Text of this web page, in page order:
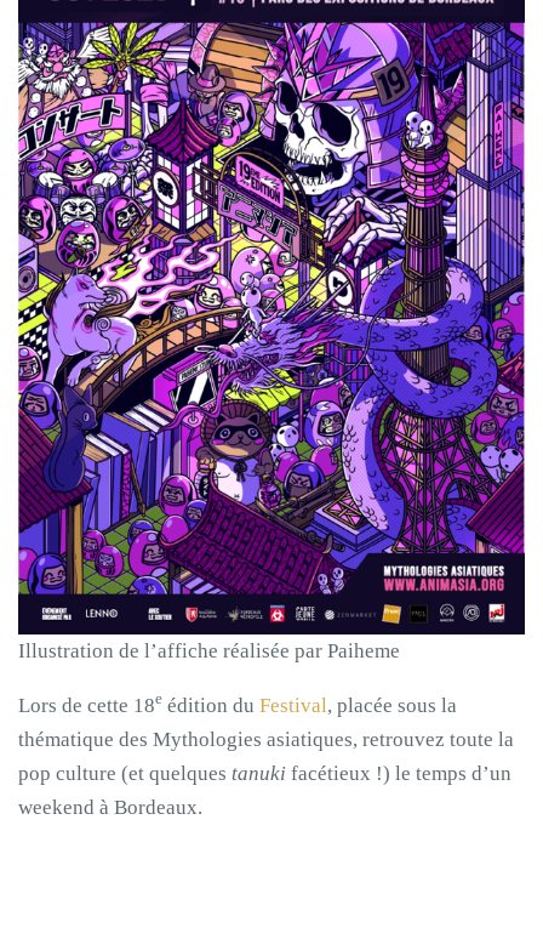
Illustration de l’affiche réalisée par Paiheme
Lors de cette 18e édition du Festival, placée sous la
thématique des Mythologies asiatiques, retrouvez toute la
pop culture (et quelques tanuki facétieux !) le temps d’un
weekend à Bordeaux.